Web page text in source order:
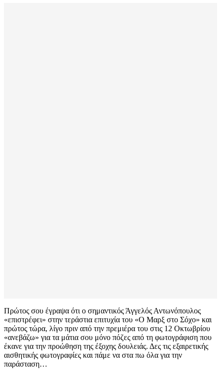
Πρώτος σου έγραψα ότι ο σημαντικός Άγγελός Αντωνόπουλος
«επιστρέφει» στην τεράστια επιτυχία του «Ο Μαρξ στο Σόχο» και
πρώτος τώρα, λίγο πριν από την πρεμιέρα του στις 12 Οκτωβρίου
«ανεβάζω» για τα μάτια σου μόνο πόζες από τη φωτογράφιση που
έκανε για την προώθηση της έξοχης δουλειάς. Δες τις εξαιρετικής
αισθητικής φωτογραφίες και πάμε να στα πω όλα για την
παράσταση…